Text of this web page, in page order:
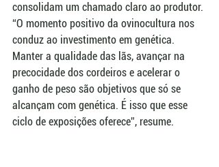
consolidam um chamado claro ao produtor.
“O momento positivo da ovinocultura nos
conduz ao investimento em genética.
Manter a qualidade das lãs, avançar na
precocidade dos cordeiros e acelerar o
ganho de peso são objetivos que só se
alcançam com genética. É isso que esse
ciclo de exposições oferece”, resume.